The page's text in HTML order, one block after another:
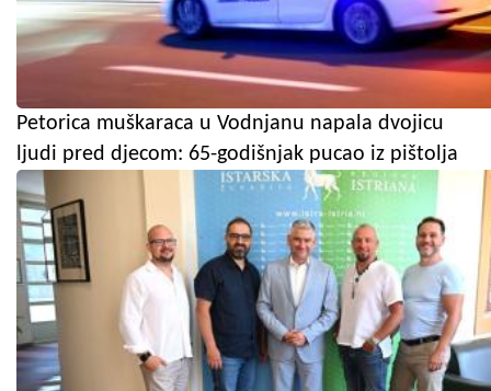
Petorica muškaraca u Vodnjanu napala dvojicu
ljudi pred djecom: 65-godišnjak pucao iz pištolja